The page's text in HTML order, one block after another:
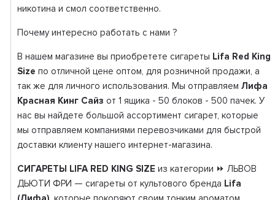
никотина и смол соответственно.
Почему интересно работать с нами ?
В нашем магазине вы приобретете сигареты Lifa Red King
Size по отличной цене оптом, для розничной продажи, а
так же для личного использования. Мы отправляем Лифа
Красная Кинг Сайз от 1 ящика - 50 блоков - 500 пачек. У
нас вы найдете большой ассортимент сигарет, которые
мы отправляем компаниями перевозчиками для быстрой
доставки клиенту нашего интернет-магазина.
СИГАРЕТЫ LIFA RED KING SIZE из категории ⏩ ЛЬВОВ
ДЬЮТИ ФРИ — сигареты от культового бренда Lifa